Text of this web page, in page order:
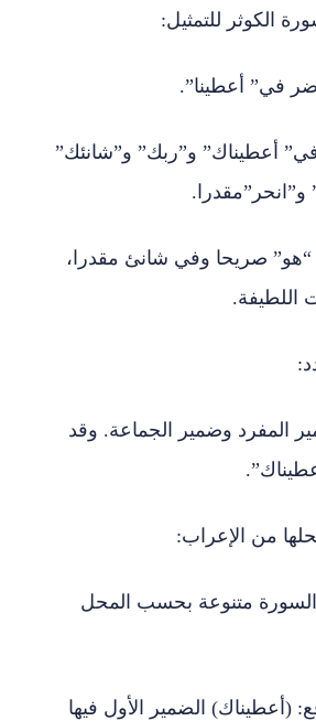
الكوثر للتمثيل:
في” أعطينا”.
أعطيناك” و”ربك” و”شانئك”
صريحا وفي شانئ مقدرا،
اللطيفة.
المفرد وضمير الجماعة. وقد
متنوعة بحسب المحل
الضمير الأول فيها